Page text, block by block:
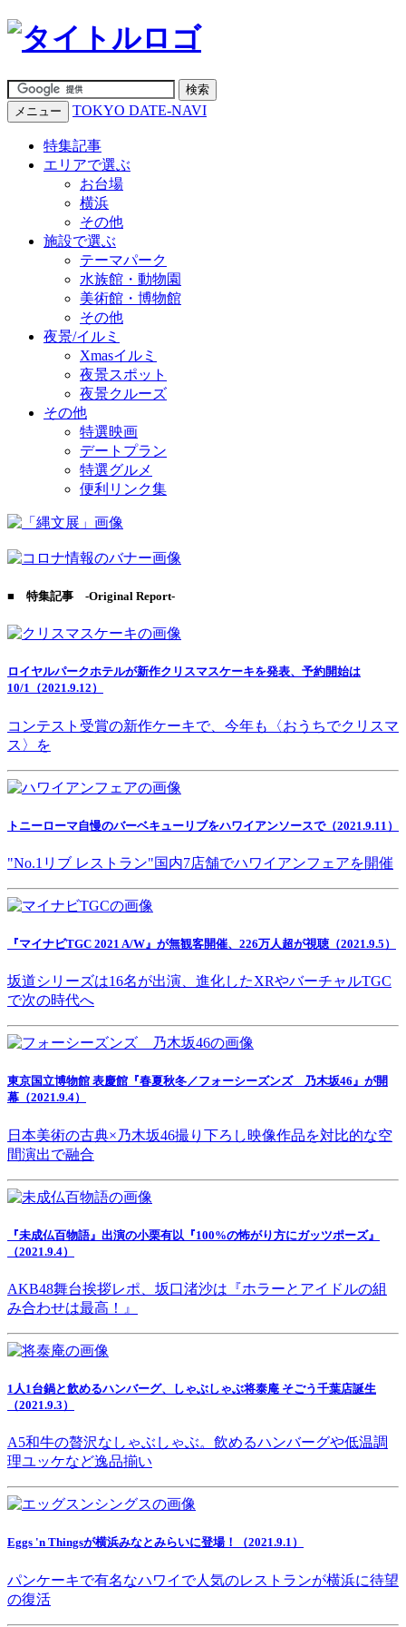
メニュー TOKYO DATE-NAVI
特集記事
エリアで選ぶ
お台場
横浜
その他
施設で選ぶ
テーマパーク
水族館・動物園
美術館・博物館
その他
夜景/イルミ
Xmasイルミ
夜景スポット
夜景クルーズ
その他
特選映画
デートプラン
特選グルメ
便利リンク集
■ 特集記事 -Original Report-
ロイヤルパークホテルが新作クリスマスケーキを発表、予約開始は
10/1（2021.9.12）
コンテスト受賞の新作ケーキで、今年も〈おうちでクリスマ
ス〉を
トニーローマ自慢のバーベキューリブをハワイアンソースで（2021.9.11）
"No.1リブ レストラン"国内7店舗でハワイアンフェアを開催
『マイナビTGC 2021 A/W』が無観客開催、226万人超が視聴（2021.9.5）
坂道シリーズは16名が出演、進化したXRやバーチャルTGC
で次の時代へ
東京国立博物館 表慶館『春夏秋冬／フォーシーズンズ 乃木坂46』が開
幕（2021.9.4）
日本美術の古典×乃木坂46撮り下ろし映像作品を対比的な空
間演出で融合
『未成仏百物語』出演の小栗有以『100%の怖がり方にガッツポーズ』
（2021.9.4）
AKB48舞台挨拶レポ、坂口渚沙は『ホラーとアイドルの組
み合わせは最高！』
1人1台鍋と飲めるハンバーグ、しゃぶしゃぶ将泰庵 そごう千葉店誕生
（2021.9.3）
A5和牛の贅沢なしゃぶしゃぶ。飲めるハンバーグや低温調
理ユッケなど逸品揃い
Eggs 'n Thingsが横浜みなとみらいに登場！（2021.9.1）
パンケーキで有名なハワイで人気のレストランが横浜に待望
の復活